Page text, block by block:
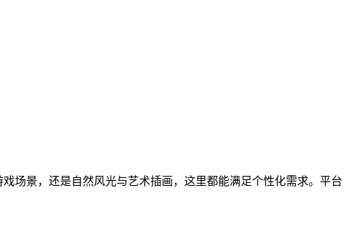
场景，还是自然风光与艺术插画，这里都能满足个性化需求。平台